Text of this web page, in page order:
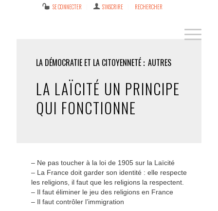
SE CONNECTER S’INSCRIRE RECHERCHER
LA DÉMOCRATIE ET LA CITOYENNETÉ AUTRES
LA LAÏCITÉ UN PRINCIPE
QUI FONCTIONNE
– Ne pas toucher à la loi de 1905 sur la Laïcité
– La France doit garder son identité : elle respecte
les religions, il faut que les religions la respectent.
– Il faut éliminer le jeu des religions en France
– Il faut contrôler l’immigration